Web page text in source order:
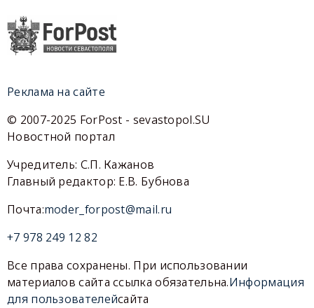
Реклама на сайте
© 2007-2025 ForPost - sevastopol.SU
Новостной портал
Учредитель: С.П. Кажанов
Главный редактор: Е.В. Бубнова
Почта:moder_forpost@mail.ru
+7 978 249 12 82
Все права сохранены. При использовании
материалов сайта ссылка обязательна.Информация
для пользователейсайта